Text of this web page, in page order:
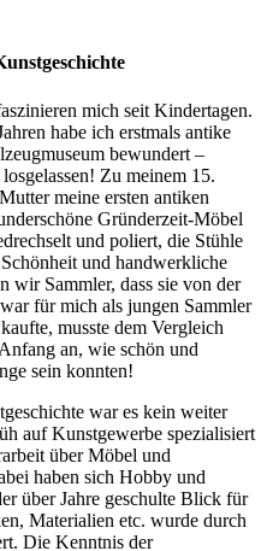
mich seit Kindertagen.
habe ich erstmals antike
bewundert –
Zu meinem 15.
meine ersten antiken
Gründerzeit-Möbel
und poliert, die Stühle
und handwerkliche
wir Sammler, dass sie von der
für mich als jungen Sammler
musste dem Vergleich
an, wie schön und
sein konnten!
war es kein weiter
auf Kunstgewerbe spezialisiert
über Möbel und
haben sich Hobby und
über Jahre geschulte Blick für
Materialien etc. wurde durch
Die Kenntnis der